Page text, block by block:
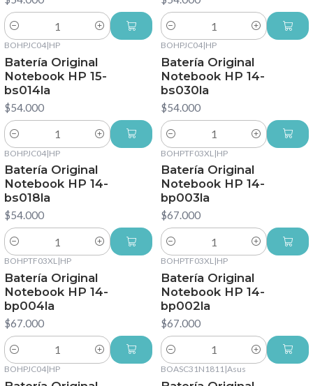
Cantidad Cantidad
BOHPJC04|HP
Batería Original
Notebook HP 15-
bs014la
$54.000
Cantidad
BOHPJC04|HP
Batería Original
Notebook HP 14-
bs030la
$54.000
Cantidad
BOHPJC04|HP
Batería Original
Notebook HP 14-
bs018la
$54.000
Cantidad
BOHPTF03XL |HP
Batería Original
Notebook HP 14-
bp003la
$67.000
Cantidad
BOHPTF03XL|HP
Batería Original
Notebook HP 14-
bp004la
$67.000
Cantidad
BOHPTF03XL|HP
Batería Original
Notebook HP 14-
bp002la
$67.000
Cantidad
BOHPJC04|HP BOASC31N1811 |Asus